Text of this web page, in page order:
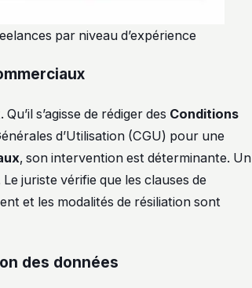
par niveau d’expérience
s’agisse de rédiger des Conditions
d’Utilisation (CGU) pour une
, son intervention est déterminante. Un
juriste vérifie que les clauses de
et les modalités de résiliation sont
des données